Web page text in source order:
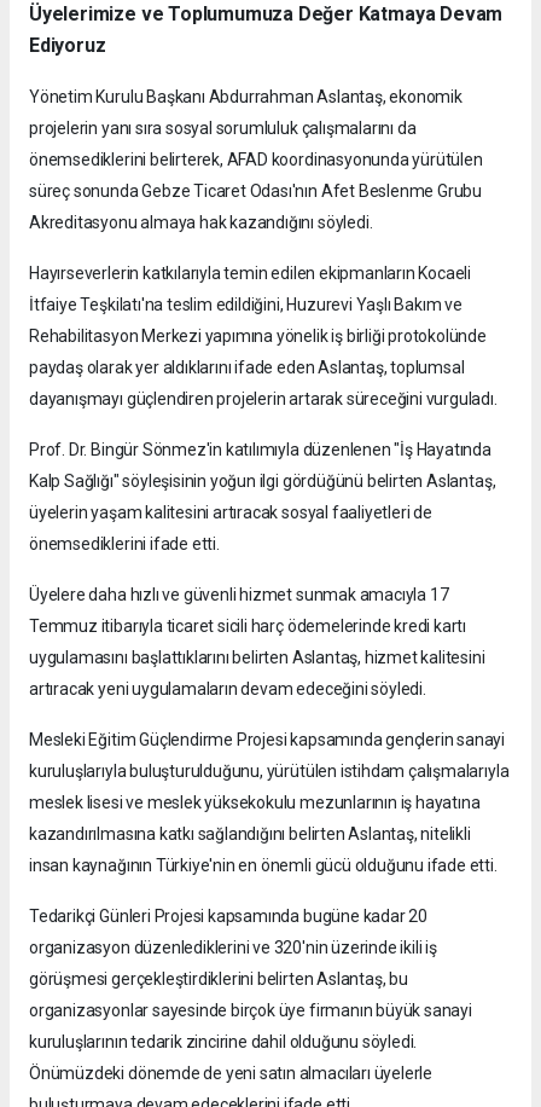
Üyelerimize ve Toplumumuza Değer Katmaya Devam
Ediyoruz
Yönetim Kurulu Başkanı Abdurrahman Aslantaş, ekonomik
projelerin yanı sıra sosyal sorumluluk çalışmalarını da
önemsediklerini belirterek, AFAD koordinasyonunda yürütülen
süreç sonunda Gebze Ticaret Odası'nın Afet Beslenme Grubu
Akreditasyonu almaya hak kazandığını söyledi.
Hayırseverlerin katkılarıyla temin edilen ekipmanların Kocaeli
İtfaiye Teşkilatı'na teslim edildiğini, Huzurevi Yaşlı Bakım ve
Rehabilitasyon Merkezi yapımına yönelik iş birliği protokolünde
paydaş olarak yer aldıklarını ifade eden Aslantaş, toplumsal
dayanışmayı güçlendiren projelerin artarak süreceğini vurguladı.
Prof. Dr. Bingür Sönmez'in katılımıyla düzenlenen "İş Hayatında
Kalp Sağlığı" söyleşisinin yoğun ilgi gördüğünü belirten Aslantaş,
üyelerin yaşam kalitesini artıracak sosyal faaliyetleri de
önemsediklerini ifade etti.
Üyelere daha hızlı ve güvenli hizmet sunmak amacıyla 17
Temmuz itibarıyla ticaret sicili harç ödemelerinde kredi kartı
uygulamasını başlattıklarını belirten Aslantaş, hizmet kalitesini
artıracak yeni uygulamaların devam edeceğini söyledi.
Mesleki Eğitim Güçlendirme Projesi kapsamında gençlerin sanayi
kuruluşlarıyla buluşturulduğunu, yürütülen istihdam çalışmalarıyla
meslek lisesi ve meslek yüksekokulu mezunlarının iş hayatına
kazandırılmasına katkı sağlandığını belirten Aslantaş, nitelikli
insan kaynağının Türkiye'nin en önemli gücü olduğunu ifade etti.
Tedarikçi Günleri Projesi kapsamında bugüne kadar 20
organizasyon düzenlediklerini ve 320'nin üzerinde ikili iş
görüşmesi gerçekleştirdiklerini belirten Aslantaş, bu
organizasyonlar sayesinde birçok üye firmanın büyük sanayi
kuruluşlarının tedarik zincirine dahil olduğunu söyledi.
Önümüzdeki dönemde de yeni satın almacıları üyelerle